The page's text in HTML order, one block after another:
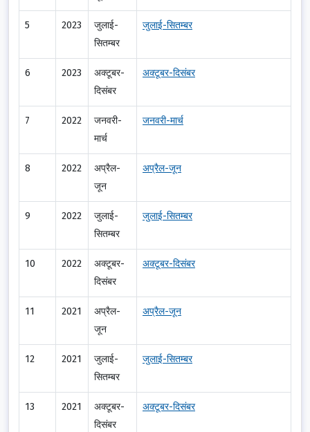
5 2023
जुलाई-
सितम्बर
जुलाई-सितम्बर
6 2023
अक्टूबर-
दिसंबर
अक्टूबर-दिसंबर
7 2022
जनवरी-
मार्च
जनवरी-मार्च
8 2022
अप्रैल-
जून
अप्रैल-जून
9 2022
जुलाई-
सितम्बर
जुलाई-सितम्बर
10 2022
अक्टूबर-
दिसंबर
अक्टूबर-दिसंबर
11 2021
अप्रैल-
जून
अप्रैल-जून
12 2021
जुलाई-
सितम्बर
जुलाई-सितम्बर
13 2021
अक्टूबर-
दिसंबर
अक्टूबर-दिसंबर